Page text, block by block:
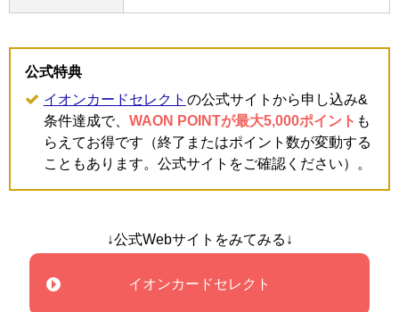
公式特典
イオンカードセレクト の公式サイトから申し込み&
条件達成で、 WAON POINTが最大5,000ポイント も
らえてお得です（終了またはポイント数が変動する
こともあります。公式サイトをご確認ください）。
↓公式Webサイトをみてみる↓
イオンカードセレクト